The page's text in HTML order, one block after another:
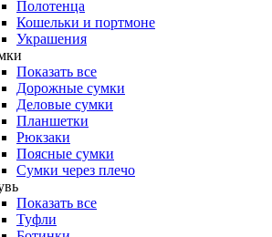
Полотенца
Кошельки и портмоне
Украшения
Показать все
Дорожные сумки
Деловые сумки
Планшетки
Рюкзаки
Поясные сумки
Сумки через плечо
Показать все
Туфли